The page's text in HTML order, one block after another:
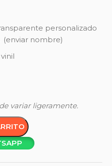
personalizado
nombre)
variar ligeramente.